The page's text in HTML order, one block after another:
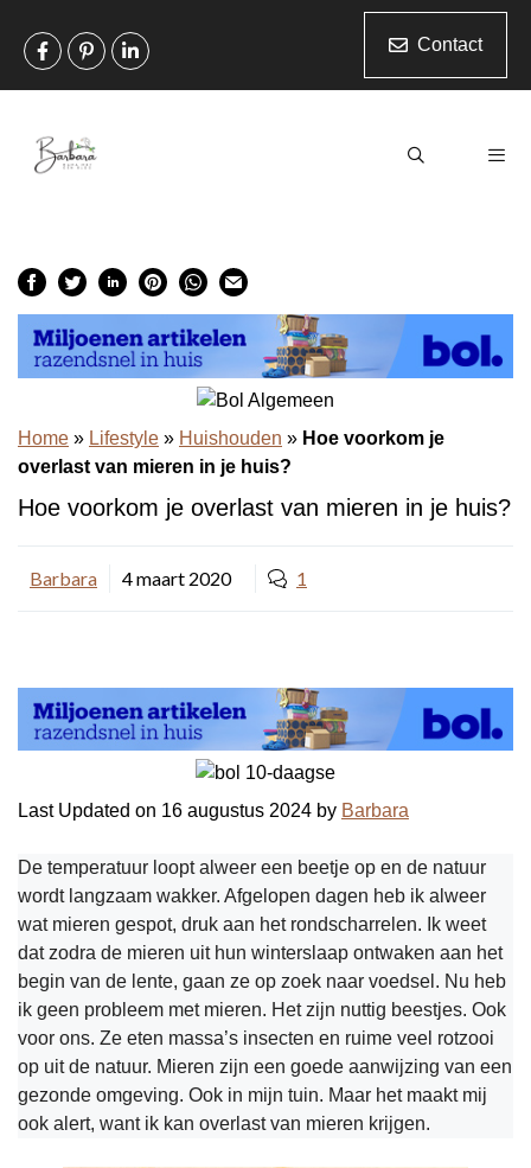
naar
Contact
Home » Lifestyle » Huishouden » Hoe voorkom je
overlast van mieren in je huis?
Hoe voorkom je overlast van mieren in je huis?
Barbara 4 maart 2020 1
Last Updated on 16 augustus 2024 by Barbara
De temperatuur loopt alweer een beetje op en de natuur
wordt langzaam wakker. Afgelopen dagen heb ik alweer
wat mieren gespot, druk aan het rondscharrelen. Ik weet
dat zodra de mieren uit hun winterslaap ontwaken aan het
begin van de lente, gaan ze op zoek naar voedsel. Nu heb
ik geen probleem met mieren. Het zijn nuttig beestjes. Ook
voor ons. Ze eten massa’s insecten en ruime veel rotzooi
op uit de natuur. Mieren zijn een goede aanwijzing van een
gezonde omgeving. Ook in mijn tuin. Maar het maakt mij
ook alert, want ik kan overlast van mieren krijgen.